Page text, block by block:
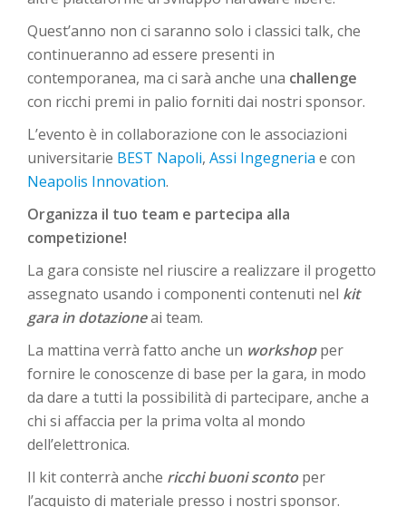
Quest’anno non ci saranno solo i classici talk, che
continueranno ad essere presenti in
contemporanea, ma ci sarà anche una challenge
con ricchi premi in palio forniti dai nostri sponsor.
L’evento è in collaborazione con le associazioni
universitarie BEST Napoli, Assi Ingegneria e con
Neapolis Innovation.
Organizza il tuo team e partecipa alla
competizione!
La gara consiste nel riuscire a realizzare il progetto
assegnato usando i componenti contenuti nel kit
gara in dotazioneai team.
La mattina verrà fatto anche un workshopper
fornire le conoscenze di base per la gara, in modo
da dare a tutti la possibilità di partecipare, anche a
chi si affaccia per la prima volta al mondo
dell’elettronica.
Il kit conterrà anche ricchi buoni scontoper
l’acquisto di materiale presso i nostri sponsor.